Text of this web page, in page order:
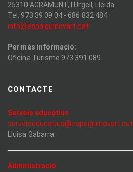
25310 AGRAMUNT, l'Urgell, Lleida
Tel. 973 39 09 04 - 686 832 484
info@espaiguinovart.cat
Per més informació:
Oficina Turisme 973 391 089
CONTACTE
Serveis educatius
serveiseducatius@espaiguinovart.cat
Lluisa Gabarra
Administració